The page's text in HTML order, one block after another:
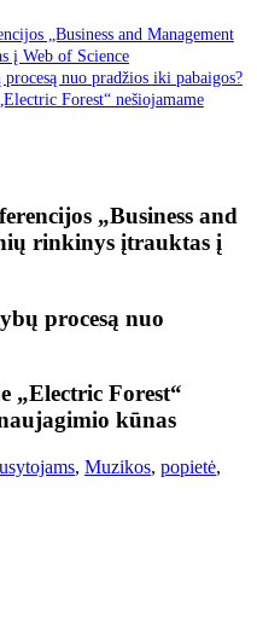
„Business and Management
į Web of Science
nuo pradžios iki pabaigos?
Forest“ nešiojamame
„Business and
rinkinys įtrauktas į
procesą nuo
„Electric Forest“
kūnas
, Muzikos, popietė,